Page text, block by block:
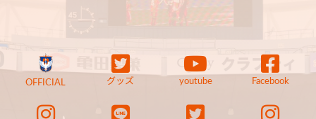
OFFICIAL グッズ youtube Facebook